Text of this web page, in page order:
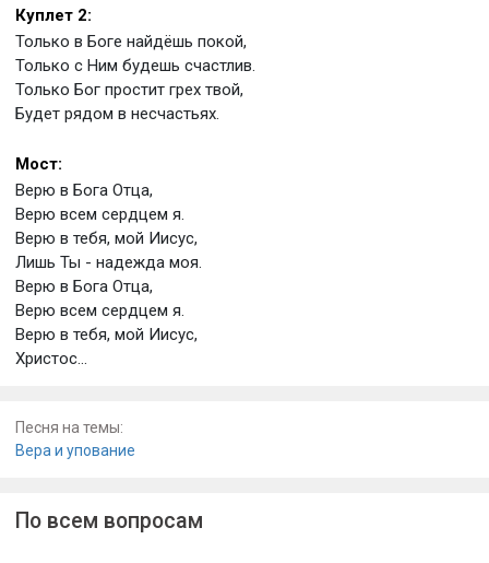
Куплет 2:
Только в Боге найдёшь покой,
Только с Ним будешь счастлив.
Только Бог простит грех твой,
Будет рядом в несчастьях.
Мост:
Верю в Бога Отца,
Верю всем сердцем я.
Верю в тебя, мой Иисус,
Лишь Ты - надежда моя.
Верю в Бога Отца,
Верю всем сердцем я.
Верю в тебя, мой Иисус,
Христос...
Песня на темы:
Вера и упование
По всем вопросам